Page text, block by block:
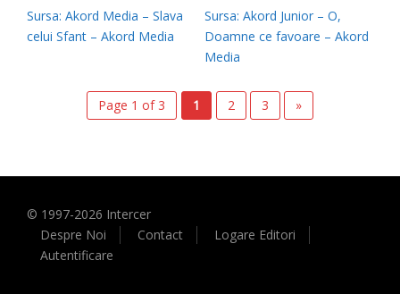
Sursa: Akord Media – Slava
celui Sfant – Akord Media
Sursa: Akord Junior – O,
Doamne ce favoare – Akord
Media
Page 1 of 3 1 2 3 »
© 1997-2026 Intercer
Despre Noi
Contact
Logare Editori
Autentificare